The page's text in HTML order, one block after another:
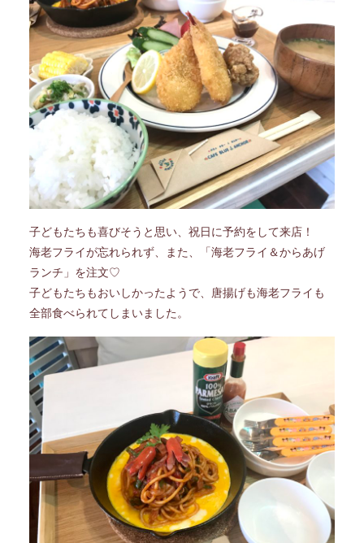
子どもたちも喜びそうと思い、祝日に予約をして来店！
海老フライが忘れられず、また、「海老フライ＆からあげ
ランチ」を注文♡
子どもたちもおいしかったようで、唐揚げも海老フライも
全部食べられてしまいました。